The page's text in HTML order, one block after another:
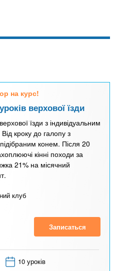
на курс!
верхової їзди
їзди з індивідуальним
кроку до галопу з
конем. Після 20
кінні походи за
21% на місячний
клуб
Записаться
10 уроків